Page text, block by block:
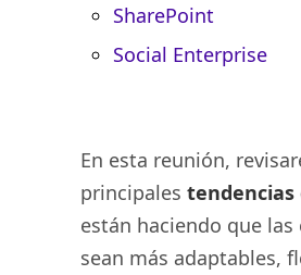
SharePoint
Social Enterprise
En esta reunión,
principales tendencias
están haciendo que las
sean más adaptables,